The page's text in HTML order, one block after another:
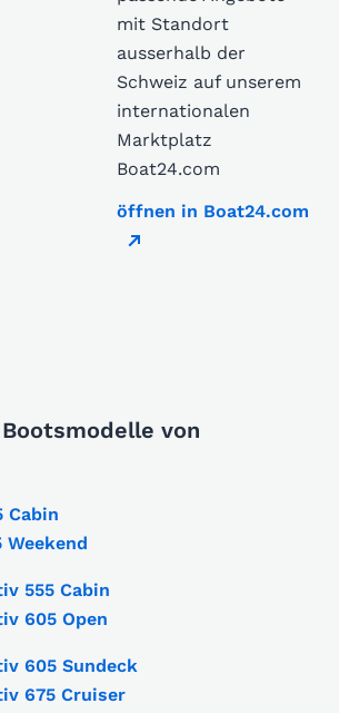
mit Standort
ausserhalb der
Schweiz auf unserem
internationalen
Marktplatz
Boat24.com
öffnen in Boat24.com
von
Cabin
555 Cabin
605 Open
605 Sundeck
675 Cruiser